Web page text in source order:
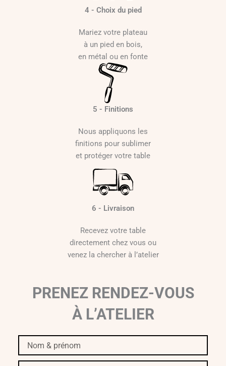
4 - Choix du pied
Mariez votre plateau
à un pied en bois,
en métal ou en fonte
5 - Finitions
Nous appliquons les
finitions pour sublimer
et protéger votre table
6 - Livraison
Recevez votre table
directement chez vous ou
venez la chercher à l’atelier
PRENEZ RENDEZ-VOUS
À L’ATELIER
prénom